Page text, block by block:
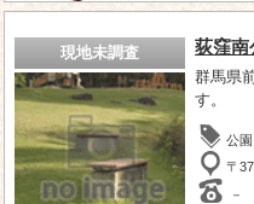
現地未調査 荻窪南
群馬県
す。
公園
〒
－